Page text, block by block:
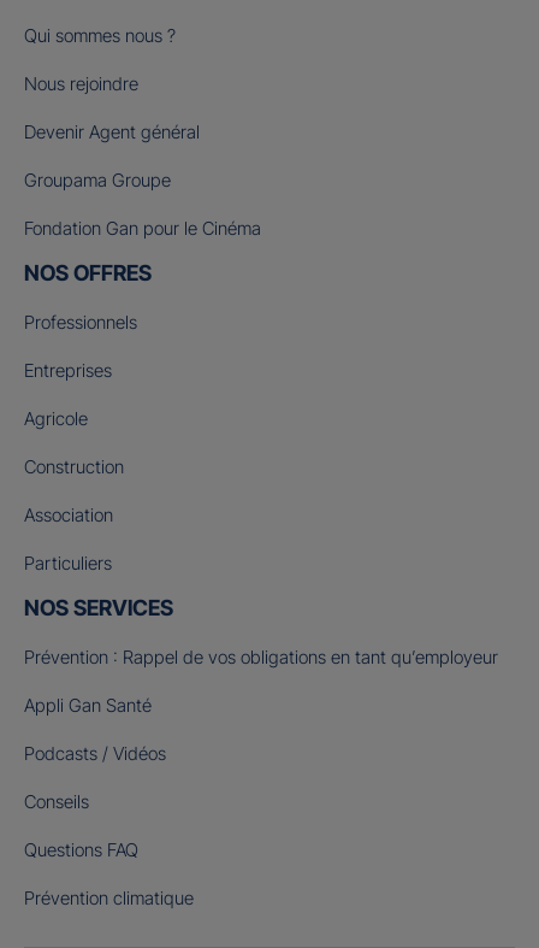
Qui sommes nous ?
Nous rejoindre
Devenir Agent général
Groupama Groupe
Fondation Gan pour le Cinéma
NOS OFFRES
Professionnels
Entreprises
Agricole
Construction
Association
Particuliers
NOS SERVICES
Prévention : Rappel de vos obligations en tant qu’employeur
Appli Gan Santé
Podcasts / Vidéos
Conseils
Questions FAQ
Prévention climatique